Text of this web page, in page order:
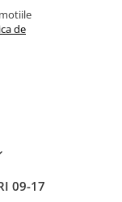
de
09-17